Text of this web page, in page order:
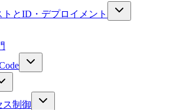
とID・デプロイメント
ス制御